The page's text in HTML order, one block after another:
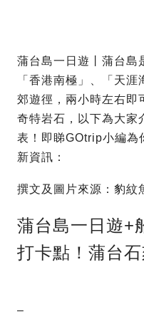
蒲台島一日遊丨蒲台島
「香港南極」、「天
郊遊徑，兩小時左右即
奇特岩石，以下為大家
表！即睇GOtrip小編為
新資訊：
撰文及圖片來源：豹紋
蒲台島一日遊+
打卡點！蒲台
–